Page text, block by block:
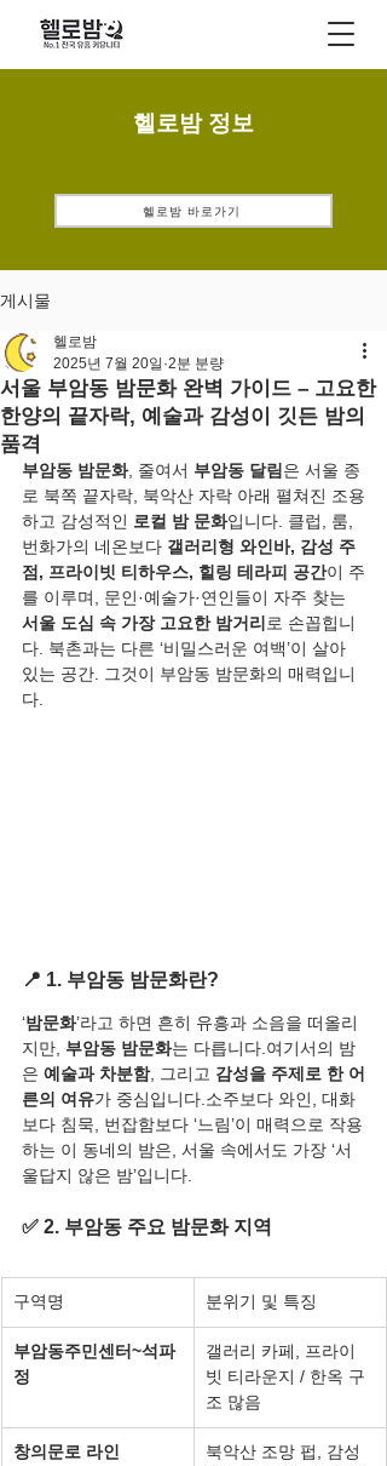
헬로밤 정보
헬로밤 바로가기
게시물
서울 부암동 밤문화 완벽 가이드 – 고요한
한양의 끝자락, 예술과 감성이 깃든 밤의
품격
헬로밤
2025년 7월 20일 2분 분량
부암동 밤문화, 줄여서 부암동 달림은 서울 종
로 북쪽 끝자락, 북악산 자락 아래 펼쳐진 조용
하고 감성적인 로컬 밤 문화입니다. 클럽, 룸,
번화가의 네온보다 갤러리형 와인바, 감성 주
점, 프라이빗 티하우스, 힐링 테라피 공간이 주
를 이루며, 문인·예술가·연인들이 자주 찾는
서울 도심 속 가장 고요한 밤거리 로 손꼽힙니
다. 북촌과는 다른 ‘비밀스러운 여백’이 살아
있는 공간. 그것이 부암동 밤문화의 매력입니
다.
📍 1. 부암동 밤문화란?
‘밤문화’라고 하면 흔히 유흥과 소음을 떠올리
지만, 부암동 밤문화는 다릅니다.여기서의 밤
은 예술과 차분함, 그리고 감성을 주제로 한 어
른의 여유가 중심입니다.소주보다 와인, 대화
보다 침묵, 번잡함보다 ‘느림’이 매력으로 작용
하는 이 동네의 밤은, 서울 속에서도 가장 ‘서
울답지 않은 밤’입니다.
✅ 2. 부암동 주요 밤문화 지역
구역명 분위기 및 특징
부암동주민센터~석파
정
갤러리 카페, 프라이
빗 티라운지 / 한옥 구
조 많음
창의문로 라인
북악산 조망 펍, 감성